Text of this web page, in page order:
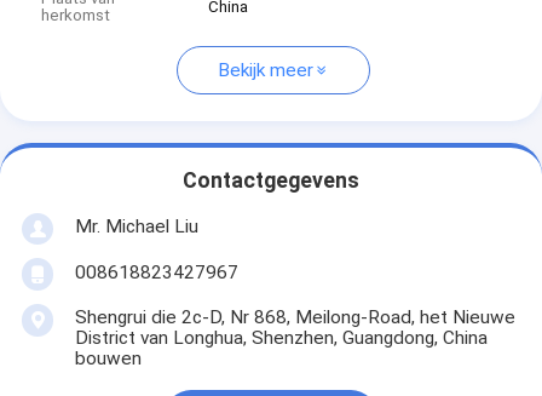
herkomst
China
Bekijk meer
Contactgegevens
Mr. Michael Liu
008618823427967
Shengrui die 2c-D, Nr 868, Meilong-Road, het Nieuwe
District van Longhua, Shenzhen, Guangdong, China
bouwen